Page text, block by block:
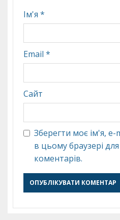
Ім'я *
Email *
Сайт
Зберегти моє ім'я, e-
в цьому браузері
коментарів.